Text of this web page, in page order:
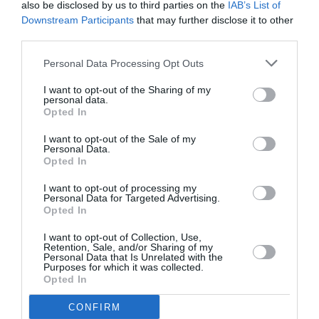
also be disclosed by us to third parties on the IAB’s List of
Downstream Participants that may further disclose it to other
Personal Data Processing Opt Outs
I want to opt-out of the Sharing of my
personal data.
Opted In
I want to opt-out of the Sale of my
Personal Data.
Opted In
I want to opt-out of processing my
Personal Data for Targeted Advertising.
Opted In
I want to opt-out of Collection, Use,
Retention, Sale, and/or Sharing of my
Personal Data that Is Unrelated with the
Purposes for which it was collected.
Opted In
CONFIRM
ερπετά και έντομα, προστατεύοντάς τα στις βροχές,
στο κρύο και τη ζέστη.
Τα καλντερίμια είναι συμβατά με δασικές και
υπόγεια διασύνδεση και επικοινωνία δέντρων και
φυτών, των ριζών και των συμβιωτικών μυκήτων, σε
αντίθεση με την κατασκευή δρόμων για οχήματα.
Δεν εμποδίζουν την επικοινωνία ζώων της τοπικής
πανίδας, όντας φιλικές στη βιοποικιλότητα, στο
φυσικό περιβάλλον και στο τοπίο.
Καλντερίμια που συνδέουν εγκαταλειμμένα ορεινά
χωριά συμβάλλουν στην αναβίωσή τους, στην
επιστροφή πληθυσμών και στην επάνοδο σε
παραδοσιακές καλλιέργειες.